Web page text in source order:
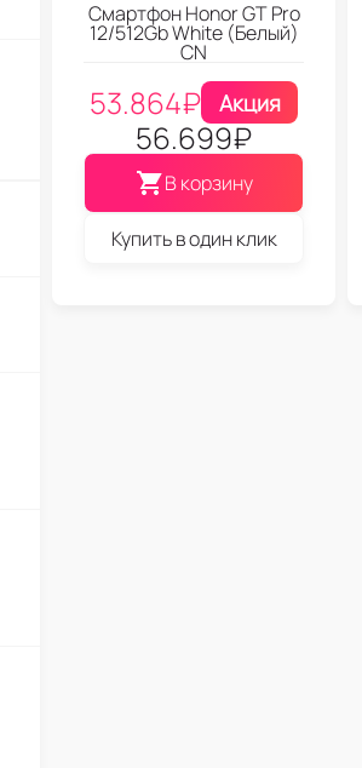
Смартфон Honor GT Pro
12/512Gb White (Белый)
CN
53.864₽ Акция
56.699₽
В корзину
Купить в один клик